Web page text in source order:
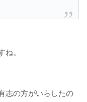
ね。
志の方がいらしたの